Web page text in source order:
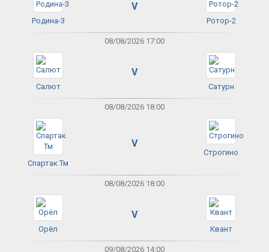
Родина-3
V
Ротор-2
08/08/2026 17:00
Салют
V
Сатурн
08/08/2026 18:00
Спартак Тм
V
Строгино
08/08/2026 18:00
Орёл
V
Квант
09/08/2026 14:00